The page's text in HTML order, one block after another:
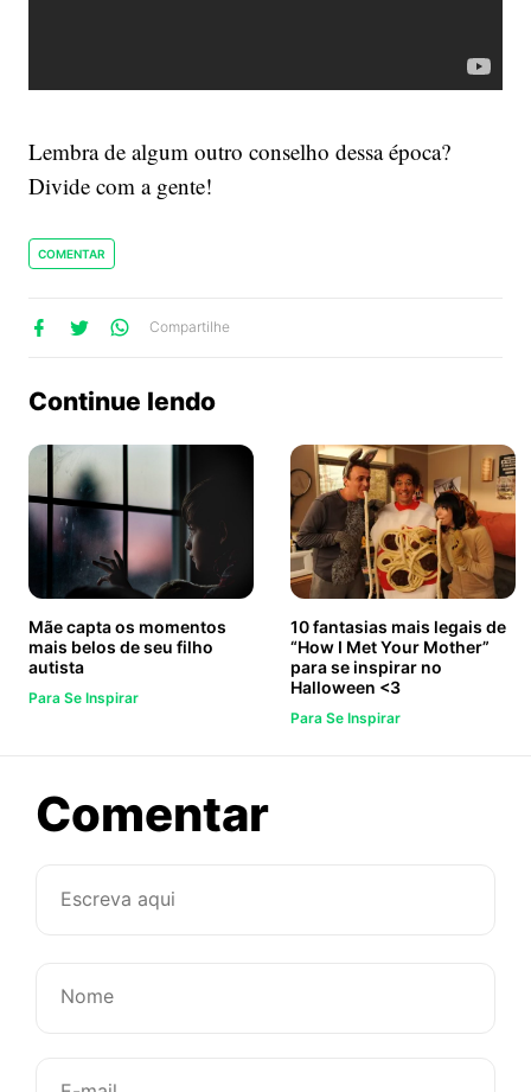
Lembra de algum outro conselho dessa época?
Divide com a gente!
COMENTAR
Compartilhe
Continue lendo
Mãe capta os momentos
mais belos de seu filho
autista
Para Se Inspirar
10 fantasias mais legais de
“How I Met Your Mother”
para se inspirar no
Halloween <3
Para Se Inspirar
Comentarsobre